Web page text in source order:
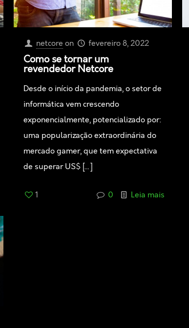
netcore on fevereiro 8, 2022
Como se tornar um
revendedor Netcore
Desde o início da pandemia, o setor de
informática vem crescendo
exponencialmente, potencializado por:
uma popularização extraordinária do
mercado gamer, que tem expectativa
de superar US$[…]
1 0 Leia mais